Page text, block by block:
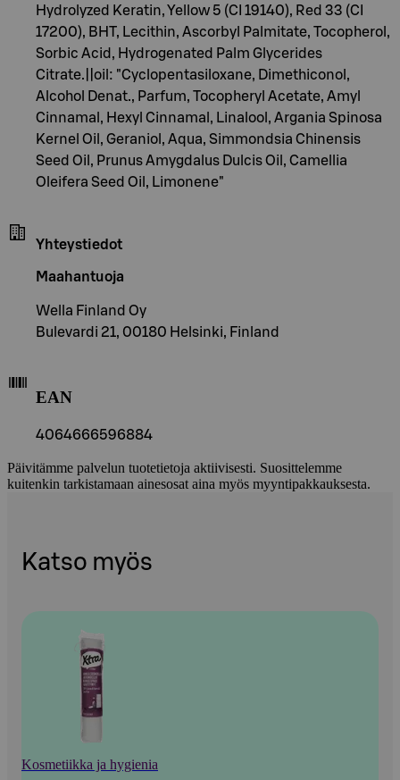
Hydrolyzed Keratin, Yellow 5 (CI 19140), Red 33 (CI
17200), BHT, Lecithin, Ascorbyl Palmitate, Tocopherol,
Sorbic Acid, Hydrogenated Palm Glycerides
Citrate.||oil: "Cyclopentasiloxane, Dimethiconol,
Alcohol Denat., Parfum, Tocopheryl Acetate, Amyl
Cinnamal, Hexyl Cinnamal, Linalool, Argania Spinosa
Kernel Oil, Geraniol, Aqua, Simmondsia Chinensis
Seed Oil, Prunus Amygdalus Dulcis Oil, Camellia
Oleifera Seed Oil, Limonene"
Yhteystiedot
Maahantuoja
Wella Finland Oy
Bulevardi 21, 00180 Helsinki, Finland
EAN
4064666596884
Päivitämme palvelun tuotetietoja aktiivisesti. Suosittelemme
kuitenkin tarkistamaan ainesosat aina myös myyntipakkauksesta.
Katso myös
Kosmetiikka ja hygienia